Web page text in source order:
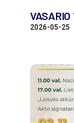
VASARIO
2026-05-25